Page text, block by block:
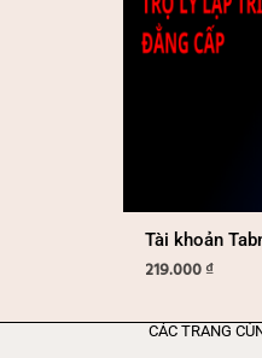
Tài khoản
219.000₫
CÁC TRANG